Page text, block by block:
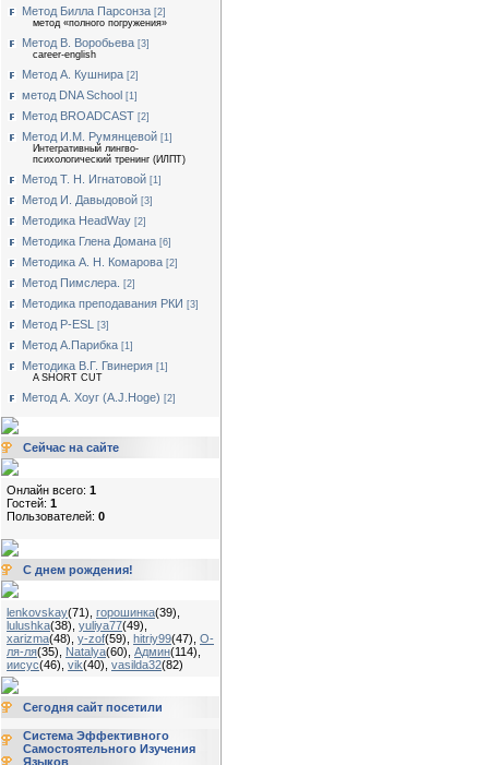
Метод Билла Парсонза [2]
метод «полного погружения»
Метод В. Воробьева [3]
career-english
Метод А. Кушнира [2]
метод DNA School [1]
Метод BROADCAST [2]
Метод И.М. Румянцевой [1]
Интегративный лингво-
психологический тренинг (ИЛПТ)
Метод Т. Н. Игнатовой [1]
Метод И. Давыдовой [3]
Методика HeadWay [2]
Методика Глена Домана [6]
Методика А. Н. Комарова [2]
Метод Пимслера. [2]
Методика преподавания РКИ [3]
Метод P-ESL [3]
Метод А.Парибка [1]
Методика В.Г. Гвинерия [1]
A SHORT CUT
Метод А. Хоуг (А.J.Нoge) [2]
Сейчас на сайте
Онлайн всего: 1
Гостей: 1
Пользователей: 0
С днем рождения!
lenkovskay(71) горошинка(39)
lulushka(38) yuliya77(49)
xarizma(48) y-zof(59) hitriy99(47) О-
ля-ля(35) Natalya(60) Админ(114)
иисус(46) vik(40) vasilda32(82)
Сегодня сайт посетили
Система Эффективного
Самостоятельного Изучения
Языков